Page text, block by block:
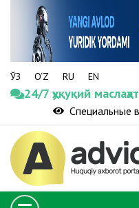
ЎЗ O‘Z RU EN
24/7 ҳуқуқий маслаҳат
Специальные